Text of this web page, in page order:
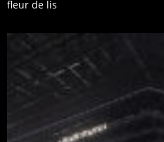
fleur de lis